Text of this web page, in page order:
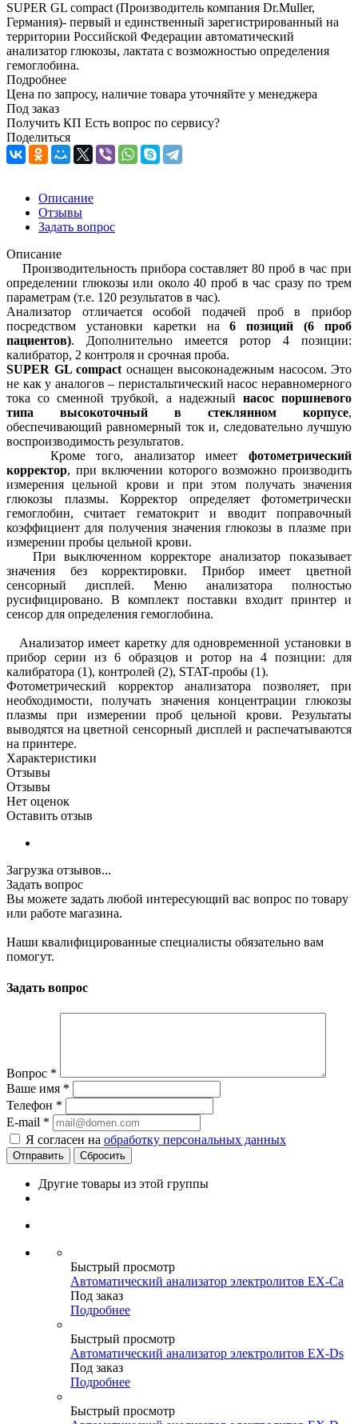
SUPER GL compact (Производитель компания Dr.Muller,
Германия)- первый и единственный зарегистрированный на
территории Российской Федерации автоматический
анализатор глюкозы, лактата с возможностью определения
гемоглобина.
Подробнее
Цена по запросу, наличие товара уточняйте у менеджера
Под заказ
Получить КП Есть вопрос по сервису?
Поделиться
Описание
Отзывы
Задать вопрос
Описание
Производительность прибора составляет 80 проб в час при
определении глюкозы или около 40 проб в час сразу по трем
параметрам (т.е. 120 результатов в час).
Анализатор отличается особой подачей проб в прибор
посредством установки каретки на6 позиций (6 проб
пациентов). Дополнительно имеется ротор 4 позиции:
калибратор, 2 контроля и срочная проба.
SUPER GL compact оснащен высоконадежным насосом. Это
не как у аналогов – перистальтический насос неравномерного
тока со сменной трубкой, а надежный насос поршневого
типа высокоточный в стеклянном корпусе,
обеспечивающий равномерный ток и, следовательно лучшую
воспроизводимость результатов.
Кроме того, анализатор имеет фотометрический
корректор, при включении которого возможно производить
измерения цельной крови и при этом получать значения
глюкозы плазмы. Корректор определяет фотометрически
гемоглобин, считает гематокрит и вводит поправочный
коэффициент для получения значения глюкозы в плазме при
измерении пробы цельной крови.
При выключенном корректоре анализатор показывает
значения без корректировки. Прибор имеет цветной
сенсорный дисплей. Меню анализатора полностью
русифицировано. В комплект поставки входит принтер и
сенсор для определения гемоглобина.
Анализатор имеет каретку для одновременной установки в
прибор серии из 6 образцов и ротор на 4 позиции: для
калибратора (1), контролей (2), STAT-пробы (1).
Фотометрический корректор анализатора позволяет, при
необходимости, получать значения концентрации глюкозы
плазмы при измерении проб цельной крови. Результаты
выводятся на цветной сенсорный дисплей и распечатываются
на принтере.
Характеристики
Отзывы
Отзывы
Нет оценок
Оставить отзыв
Загрузка отзывов...
Задать вопрос
Вы можете задать любой интересующий вас вопрос по товару
или работе магазина.
Наши квалифицированные специалисты обязательно вам
помогут.
Задать вопрос
Вопрос *
Ваше имя *
Телефон *
E-mail *
Я согласен на обработку персональных данных
Сбросить
Другие товары из этой группы
Быстрый просмотр
Автоматический анализатор электролитов EX-Ca
Под заказ
Подробнее
Быстрый просмотр
Автоматический анализатор электролитов EX-Ds
Под заказ
Подробнее
Быстрый просмотр